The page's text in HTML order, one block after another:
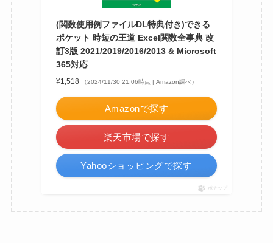
(関数使用例ファイルDL特典付き)できる
ポケット 時短の王道 Excel関数全事典 改
訂3版 2021/2019/2016/2013 & Microsoft
365対応
¥1,518 （2024/11/30 21:06時点 | Amazon調べ）
Amazonで探す
楽天市場で探す
Yahooショッピングで探す
ポチップ